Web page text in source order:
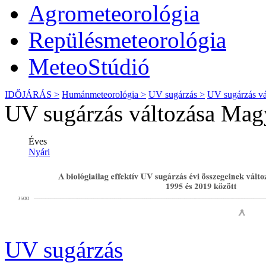
Agrometeorológia
Repülésmeteorológia
MeteoStúdió
IDŐJÁRÁS > Humánmeteorológia > UV sugárzás > UV sugárzás
UV sugárzás változása
UV sugárzás